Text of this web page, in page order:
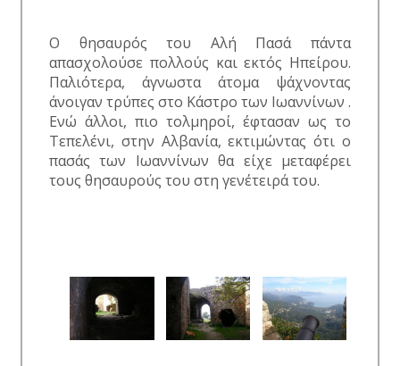
Ο θησαυρός του Αλή Πασά πάντα
απασχολούσε πολλούς και εκτός Ηπείρου.
Παλιότερα, άγνωστα άτομα ψάχνοντας
άνοιγαν τρύπες στο Κάστρο των Ιωαννίνων .
Ενώ άλλοι, πιο τολμηροί, έφτασαν ως το
Τεπελένι, στην Αλβανία, εκτιμώντας ότι ο
πασάς των Ιωαννίνων θα είχε μεταφέρει
τους θησαυρούς του στη γενέτειρά του.